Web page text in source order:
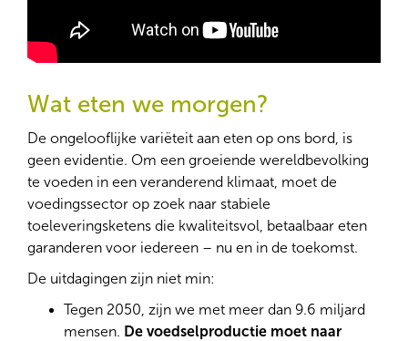
Wat eten we morgen?
De ongelooflijke variëteit aan eten op ons bord, is
geen evidentie. Om een groeiende wereldbevolking
te voeden in een veranderend klimaat, moet de
voedingssector op zoek naar stabiele
toeleveringsketens die kwaliteitsvol, betaalbaar eten
garanderen voor iedereen – nu en in de toekomst.
De uitdagingen zijn niet min:
Tegen 2050, zijn we met meer dan 9.6 miljard
mensen. De voedselproductie moet naar